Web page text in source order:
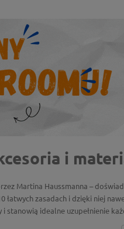
i
Martina Haussmanna –
zasadach i dzięki niej
stanowią idealne uzupełnienie